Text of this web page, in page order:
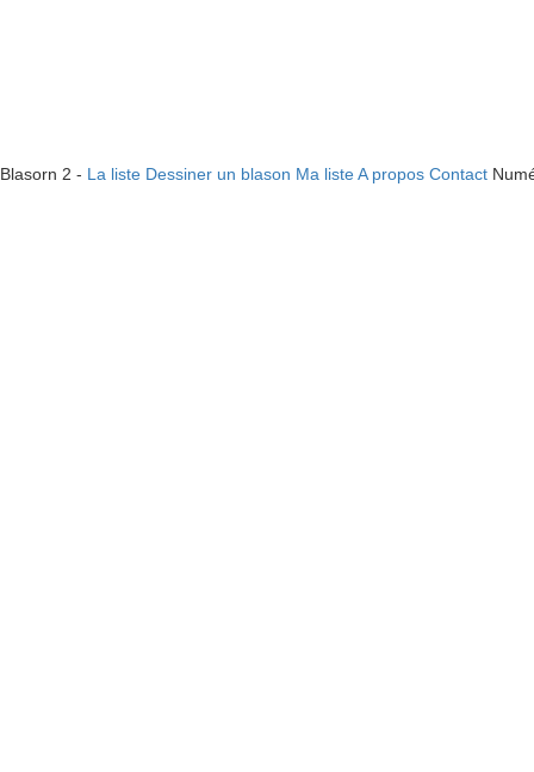
Blasorn 2 - La liste Dessiner un blason Ma listeA propos Contact